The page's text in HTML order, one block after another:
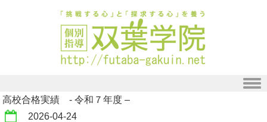
Skip to content
高校合格実績 - 令和７年度 –
2026-04-24